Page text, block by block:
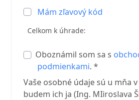
Mám zľavový kód
Celkom k úhrade:
Oboznámil som sa s
podmienkami. *
Vaše osobné údaje sú u mňa
budem ich ja (Ing. MIiroslava